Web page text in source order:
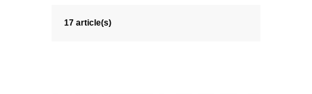
17 article(s)